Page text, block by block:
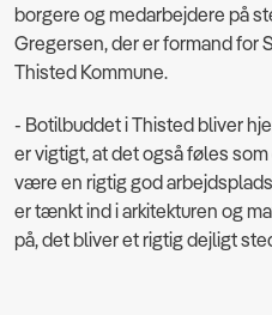
borgere og medarbejdere på
Gregersen, der er formand for
Thisted Kommune.
- Botilbuddet i Thisted bliver
er vigtigt, at det også føles
være en rigtig god
er tænkt ind i arkitekturen og
på, det bliver et rigtig dejligt